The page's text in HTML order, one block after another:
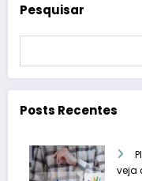
Pesquisar
Posts Recentes
veja